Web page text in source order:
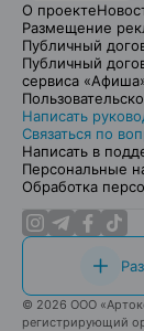
О проекте
Размещение
Публичный
Публичный
сервиса
Написать
Связаться по
Написать в
Персональные
Обработка
© 2026 ООО
регистрирующий